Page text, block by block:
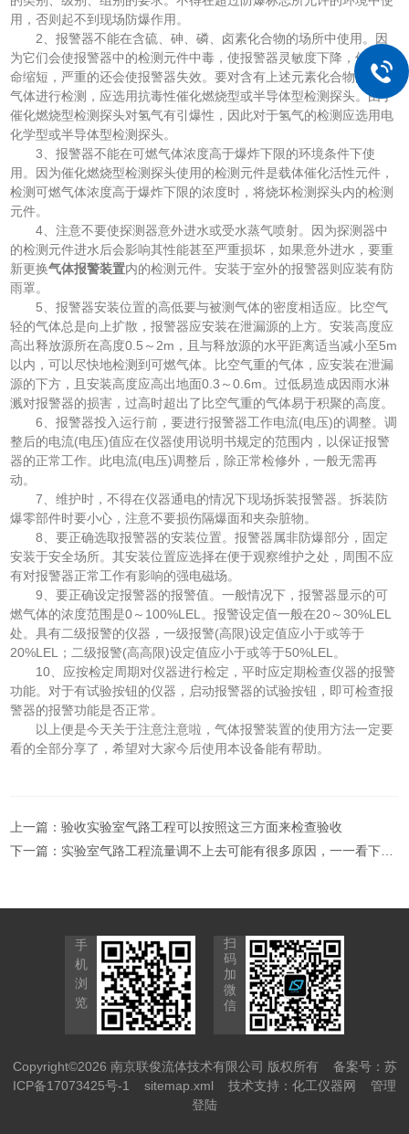
用，否则起不到现场防爆作用。
2、报警器不能在含硫、砷、磷、卤素化合物的场所中使用。因
为它们会使报警器中的检测元件中毒，使报警器灵敏度下降，使用寿
命缩短，严重的还会使报警器失效。要对含有上述元素化合物的可燃
气体进行检测，应选用抗毒性催化燃烧型或半导体型检测探头。由于
催化燃烧型检测探头对氢气有引爆性，因此对于氢气的检测应选用电
化学型或半导体型检测探头。
3、报警器不能在可燃气体浓度高于爆炸下限的环境条件下使
用。因为催化燃烧型检测探头使用的检测元件是载体催化活性元件，
检测可燃气体浓度高于爆炸下限的浓度时，将烧坏检测探头内的检测
元件。
4、注意不要使探测器意外进水或受水蒸气喷射。因为探测器中
的检测元件进水后会影响其性能甚至严重损坏，如果意外进水，要重
新更换气体报警装置内的检测元件。安装于室外的报警器则应装有防
雨罩。
5、报警器安装位置的高低要与被测气体的密度相适应。比空气
轻的气体总是向上扩散，报警器应安装在泄漏源的上方。安装高度应
高出释放源所在高度0.5～2m，且与释放源的水平距离适当减小至5m
以内，可以尽快地检测到可燃气体。比空气重的气体，应安装在泄漏
源的下方，且安装高度应高出地面0.3～0.6m。过低易造成因雨水淋
溅对报警器的损害，过高时超出了比空气重的气体易于积聚的高度。
6、报警器投入运行前，要进行报警器工作电流(电压)的调整。调
整后的电流(电压)值应在仪器使用说明书规定的范围内，以保证报警
器的正常工作。此电流(电压)调整后，除正常检修外，一般无需再
动。
7、维护时，不得在仪器通电的情况下现场拆装报警器。拆装防
爆零部件时要小心，注意不要损伤隔爆面和夹杂脏物。
8、要正确选取报警器的安装位置。报警器属非防爆部分，固定
安装于安全场所。其安装位置应选择在便于观察维护之处，周围不应
有对报警器正常工作有影响的强电磁场。
9、要正确设定报警器的报警值。一般情况下，报警器显示的可
燃气体的浓度范围是0～100%LEL。报警设定值一般在20～30%LEL
处。具有二级报警的仪器，一级报警(高限)设定值应小于或等于
20%LEL；二级报警(高高限)设定值应小于或等于50%LEL。
10、应按检定周期对仪器进行检定，平时应定期检查仪器的报警
功能。对于有试验按钮的仪器，启动报警器的试验按钮，即可检查报
警器的报警功能是否正常。
以上便是今天关于注意注意啦，气体报警装置的使用方法一定要
看的全部分享了，希望对大家今后使用本设备能有帮助。
上一篇：验收实验室气路工程可以按照这三方面来检查验收
下一篇： 实验室气路工程流量调不上去可能有很多原因，一一看下看吧
手
机
浏
览
扫
码
加
微
信
Copyright©2026 南京联俊流体技术有限公司 版权所有 备案号：苏
ICP备17073425号-1
sitemap.xml 技术支持： 化工仪器网
管理
登陆